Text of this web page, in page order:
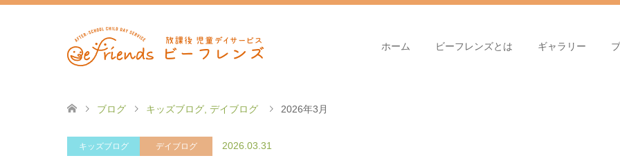
ホーム ビーフレンズとは ギャラリー
ブログ キッズブログ デイブログ 2026年3月
キッズブログ デイブログ 2026.03.31